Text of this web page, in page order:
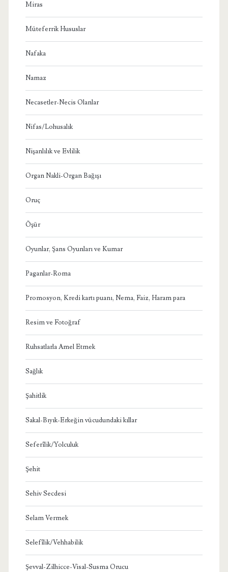
Miras
Müteferrik Hususlar
Nafaka
Namaz
Necasetler-Necis Olanlar
Nifas/Lohusalık
Nişanlılık ve Evlilik
Organ Nakli-Organ Bağışı
Oruç
Öşür
Oyunlar, Şans Oyunları ve Kumar
Paganlar-Roma
Promosyon, Kredi kartı puanı, Nema, Faiz, Haram para
Resim ve Fotoğraf
Ruhsatlarla Amel Etmek
Sağlık
Şahitlik
Sakal-Bıyık-Erkeğin vücudundaki kıllar
Seferîlik/Yolculuk
Şehit
Sehiv Secdesi
Selam Vermek
Selefîlik/Vehhabilik
Şevval-Zilhicce-Visal-Susma Orucu